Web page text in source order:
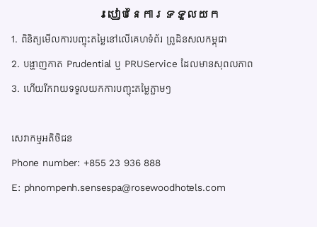
របៀបនៃការទទួលយក
1. ពិនិត្យមើលការបញ្ចុះតម្លៃនៅលើគេហទំព័រ ព្រូដិនសលកម្ពុជា
2. បង្ហាញកាត Prudential ឬ PRUService ដែលមានសុពលភាព
3. ហើយរីករាយទទួលយកការបញ្ចុះតម្លៃភ្លាមៗ
សេវាកម្មអតិថិជន
Phone number: +855 23 936 888
E: phnompenh.sensespa@rosewoodhotels.com